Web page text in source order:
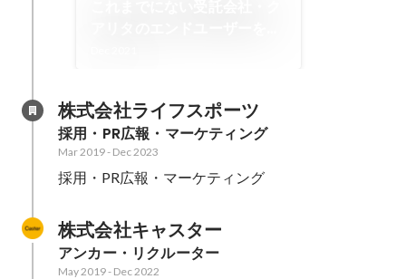
株式会社ライフスポーツ
採用・PR広報・マーケティング
Mar 2019- Dec 2023
採用・PR広報・マーケティング
株式会社キャスター
アンカー・リクルーター
May 2019- Dec 2022